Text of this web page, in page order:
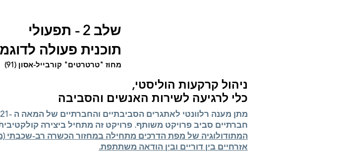
שלב 2 - תפעולי
תוכנית פעולה
מחוז "טרטרטים" קורבייל-אסון (91)
ניהול קרקעות הוליסטי,
כלי לרגיעה לשירות האנשים והסביבה
חברתיים סביב פרויקט משותף. פרויקט זה מתחיל ביצירה
המתודולוגיה של מפת הדרכים מתחילה במחזור הכשרה רב-שכבתי
אזרחיים בין דוריים ובין הודאה משתתפת.